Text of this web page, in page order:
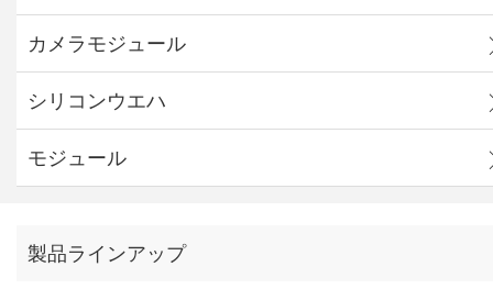
カメラモジュール
シリコンウエハ
モジュール
製品ラインアップ